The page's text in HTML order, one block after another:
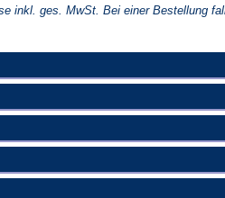
inkl. ges. MwSt. Bei einer Bestellung